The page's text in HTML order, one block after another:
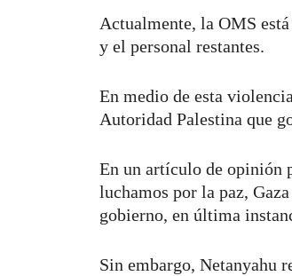
Actualmente, la OMS
y el personal restantes.
En medio de esta
Autoridad Palestina que
En un artículo de opinión
luchamos por la paz,
gobierno, en última
Sin embargo, Netanyahu